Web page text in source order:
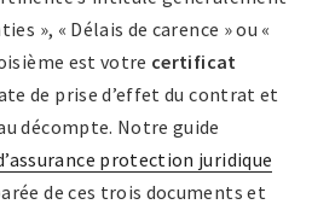
», « Délais de carence » ou «
est votre certificat
de prise d’effet du contrat et
décompte. Notre guide
protection juridique
de ces trois documents et